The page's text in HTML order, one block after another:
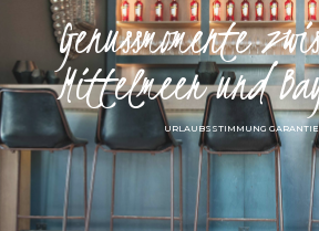
Genussmomente
Mittelmeer und
URLAUBSSTIMMUNG